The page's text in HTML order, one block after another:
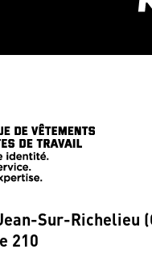
Sur-Richelieu
210